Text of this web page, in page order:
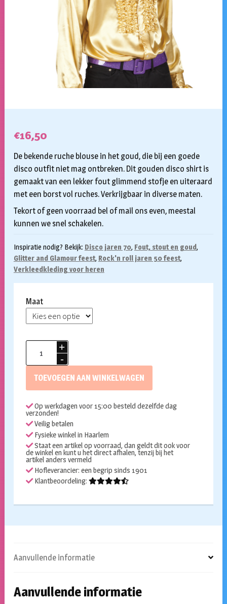
€16,50
De bekende ruche blouse in het goud, die bij een goede
disco outfit niet mag ontbreken. Dit gouden disco shirt is
gemaakt van een lekker fout glimmend stofje en uiteraard
met een borst vol ruches. Verkrijgbaar in diverse maten.
Tekort of geen voorraad bel of mail ons even, meestal
kunnen we snel schakelen.
Inspiratie nodig? Bekijk: Disco jaren 70, Fout, stout en goud,
Glitter and Glamour feest, Rock'n roll jaren 50 feest,
Verkleedkleding voor heren
Maat
ruche
TOEVOEGEN AAN WINKELWAGEN
Op werkdagen voor 15:00 besteld dezelfde dag
verzonden!
Veilig betalen
Fysieke winkel in Haarlem
Staat een artikel op voorraad, dan geldt dit ook voor
de winkel en kunt u het direct afhalen, tenzij bij het
artikel anders vermeld
Hofleverancier: een begrip sinds 1901
Klantbeoordeling:
Aanvullende informatie
Aanvullende informatie